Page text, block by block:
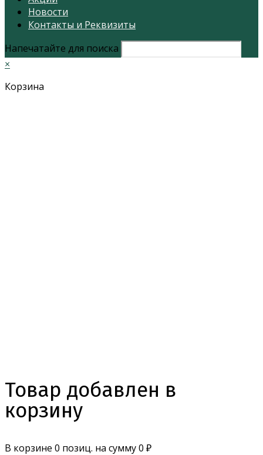
Новости
Контакты и Реквизиты
Напечатайте для поиска
×
Корзина
Товар добавлен в
корзину
В корзине 0 позиц. на сумму0 ₽